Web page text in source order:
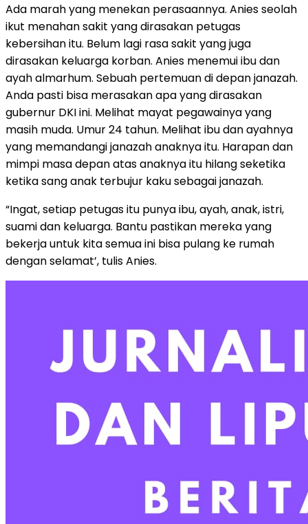
Ada marah yang menekan perasaannya. Anies seolah
ikut menahan sakit yang dirasakan petugas
kebersihan itu. Belum lagi rasa sakit yang juga
dirasakan keluarga korban. Anies menemui ibu dan
ayah almarhum. Sebuah pertemuan di depan janazah.
Anda pasti bisa merasakan apa yang dirasakan
gubernur DKI ini. Melihat mayat pegawainya yang
masih muda. Umur 24 tahun. Melihat ibu dan ayahnya
yang memandangi janazah anaknya itu. Harapan dan
mimpi masa depan atas anaknya itu hilang seketika
ketika sang anak terbujur kaku sebagai janazah.
“Ingat, setiap petugas itu punya ibu, ayah, anak, istri,
suami dan keluarga. Bantu pastikan mereka yang
bekerja untuk kita semua ini bisa pulang ke rumah
dengan selamat’, tulis Anies.